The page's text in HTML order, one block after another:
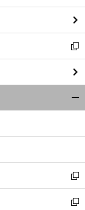
ウ
で
開
く
新
し
い
ウ
ィ
ン
ウ
開
く
新
し
い
新